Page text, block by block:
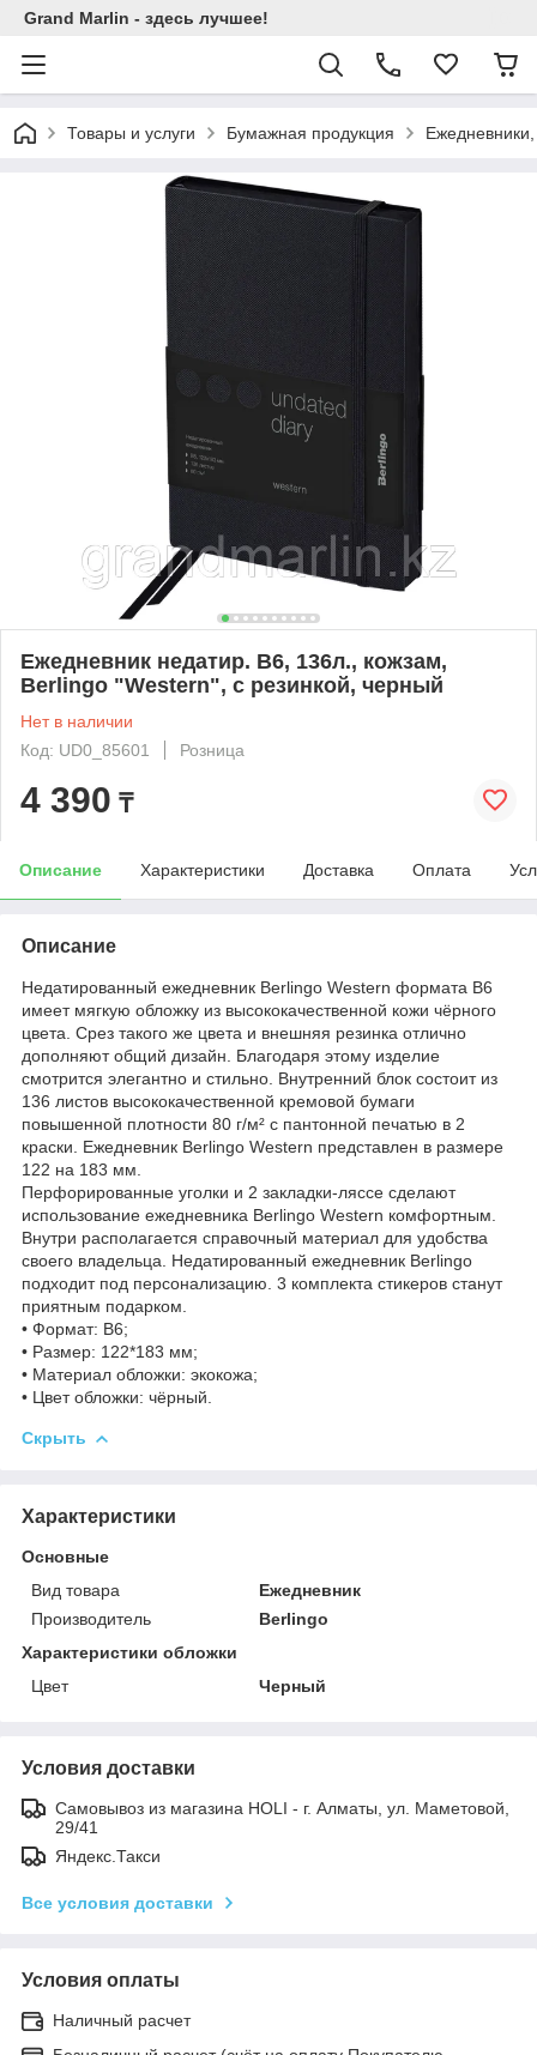
Grand Marlin - здесь лучшее!
Товары и услуги Бумажная продукция
Ежедневник недатир. В6, 136л., кожзам,
Berlingo "Western", с резинкой, черный
Нет в наличии
Код: UD0_85601
Розница
4 390 ₸
Описание Характеристики Доставка Оплата
Описание
Недатированный ежедневник Berlingo Western формата B6
имеет мягкую обложку из высококачественной кожи чёрного
цвета. Срез такого же цвета и внешняя резинка отлично
дополняют общий дизайн. Благодаря этому изделие
смотрится элегантно и стильно. Внутренний блок состоит из
136 листов высококачественной кремовой бумаги
повышенной плотности 80 г/м² с пантонной печатью в 2
краски. Ежедневник Berlingo Western представлен в размере
122 на 183 мм.
Перфорированные уголки и 2 закладки-ляссе сделают
использование ежедневника Berlingo Western комфортным.
Внутри располагается справочный материал для удобства
своего владельца. Недатированный ежедневник Berlingo
подходит под персонализацию. 3 комплекта стикеров станут
приятным подарком.
• Формат: B6;
• Размер: 122*183 мм;
• Материал обложки: экокожа;
• Цвет обложки: чёрный.
Скрыть
Характеристики
Основные
Вид товара
Ежедневник
Производитель
Berlingo
Характеристики обложки
Цвет
Черный
Условия доставки
Самовывоз из магазина HOLI - г. Алматы, ул. Маметовой,
29/41
Яндекс.Такси
Все условия доставки
Условия оплаты
Наличный расчет